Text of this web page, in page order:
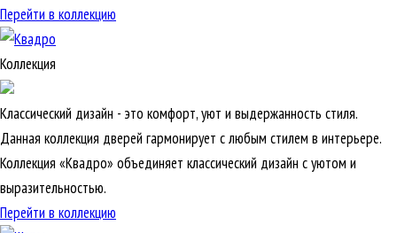
Перейти в коллекцию
Коллекция
Классический дизайн - это комфорт, уют и выдержанность стиля.
Данная коллекция дверей гармонирует с любым стилем в интерьере.
Коллекция «Квадро» объединяет классический дизайн с уютом и
выразительностью.
Перейти в коллекцию